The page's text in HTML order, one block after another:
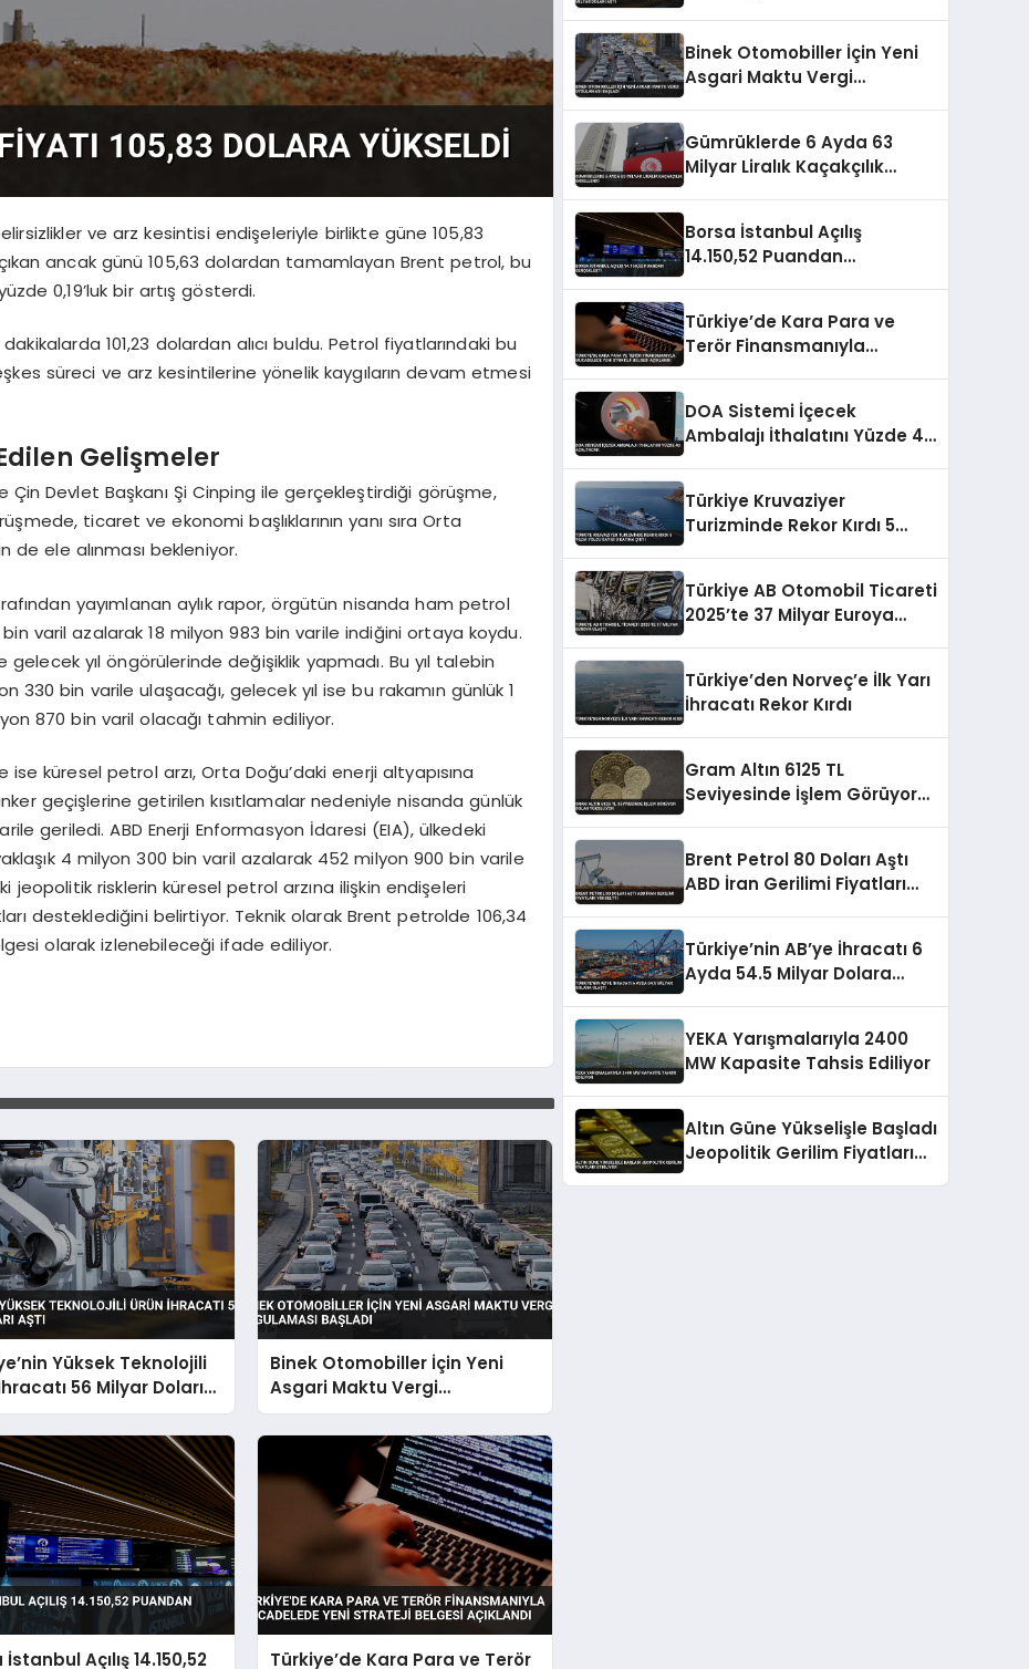
ve arz kesintisi endişeleriyle birlikte güne 105,83
ancak günü 105,63 dolardan tamamlayan Brent petrol, bu
0,19’luk bir artış gösterdi.
101,23 dolardan alıcı buldu. Petrol fiyatlarındaki bu
süreci ve arz kesintilerine yönelik kaygıların devam etmesi
Gelişmeler
Çin Devlet Başkanı Şi Cinping ile gerçekleştirdiği görüşme,
ticaret ve ekonomi başlıklarının yanı sıra Orta
de ele alınması bekleniyor.
yayımlanan aylık rapor, örgütün nisanda ham petrol
varil azalarak 18 milyon 983 bin varile indiğini ortaya koydu.
yıl öngörülerinde değişiklik yapmadı. Bu yıl talebin
330 bin varile ulaşacağı, gelecek yıl ise bu rakamın günlük 1
870 bin varil olacağı tahmin ediliyor.
ise küresel petrol arzı, Orta Doğu’daki enerji altyapısına
geçişlerine getirilen kısıtlamalar nedeniyle nisanda günlük
geriledi. ABD Enerji Enformasyon İdaresi (EIA), ülkedeki
4 milyon 300 bin varil azalarak 452 milyon 900 bin varile
jeopolitik risklerin küresel petrol arzına ilişkin endişeleri
desteklediğini belirtiyor. Teknik olarak Brent petrolde 106,34
olarak izlenebileceği ifade ediliyor.
Yüksek Teknolojili
56 Milyar Doları
Binek Otomobiller İçin Yeni
Asgari Maktu Vergi
Uygulaması Başladı
Açılış 14.150,52 Türkiye’de Kara Para ve Terör
Binek Otomobiller İçin Yeni
Asgari Maktu Vergi
Gümrüklerde 6 Ayda 63
Milyar Liralık Kaçakçılık
Borsa İstanbul Açılış
14.150,52 Puandan
Türkiye’de Kara Para ve
Terör Finansmanıyla
DOA Sistemi İçecek
Ambalajı İthalatını Yüzde 40
Türkiye Kruvaziyer
Turizminde Rekor Kırdı 5
Türkiye AB Otomobil Ticareti
2025’te 37 Milyar Euroya
Türkiye’den Norveç’e İlk Yarı
İhracatı Rekor Kırdı
Gram Altın 6125 TL
Seviyesinde İşlem Görüyor
Brent Petrol 80 Doları Aştı
ABD İran Gerilimi Fiyatları
Türkiye’nin AB’ye İhracatı 6
Ayda 54.5 Milyar Dolara
YEKA Yarışmalarıyla 2400
MW Kapasite Tahsis Ediliyor
Altın Güne Yükselişle Başladı
Jeopolitik Gerilim Fiyatları